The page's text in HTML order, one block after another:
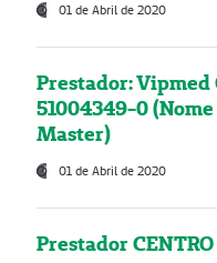
01 de Abril de 2020
Prestador:
51004349-0
Master)
01 de Abril de 2020
Prestador